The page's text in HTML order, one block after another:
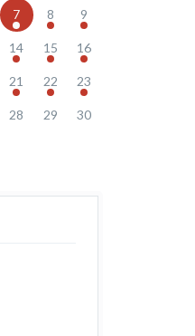
7 8 9
14 15 16
21 22 23
28 29 30